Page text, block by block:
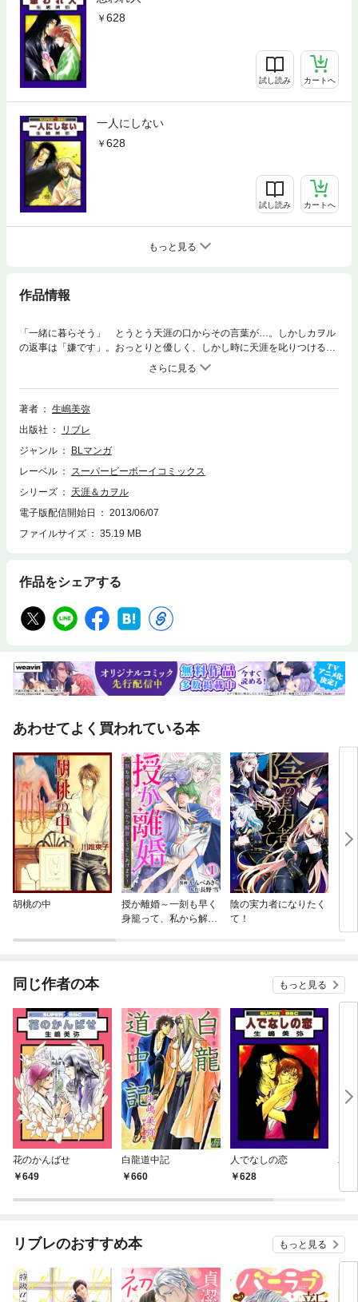
628
試し読み カートへ
一人にしない
628
試し読み カートへ
もっと見る
作品情報
「一緒に暮らそう」 とうとう天涯の口からその言葉が…。しかしカヲル
の返事は「嫌です」。おっとりと優しく、しかし時に天涯を叱りつけるカ
ヲル。激しくたおやかに成長した二人の愛は…！ 待望のカヲル過去編ほ
かも収録の、天涯＆カヲルシリーズ第4弾！
著者
生嶋美弥
出版社
リブレ
ジャンル
BLマンガ
レーベル
スーパービーボーイコミックス
シリーズ
天涯＆カヲル
電子版配信開始日
2013/06/07
ファイルサイズ
35.19 MB
作品をシェアする
あわせてよく買われている本
胡桃の中
授か離婚～一刻も早く
身籠って、私から解放
陰の実力者になりたく
て！
強
同じ作者の本 もっと見る
花のかんばせ
649
白龍道中記
660
人でなしの恋
628
君
リブレのおすすめ本 もっと見る